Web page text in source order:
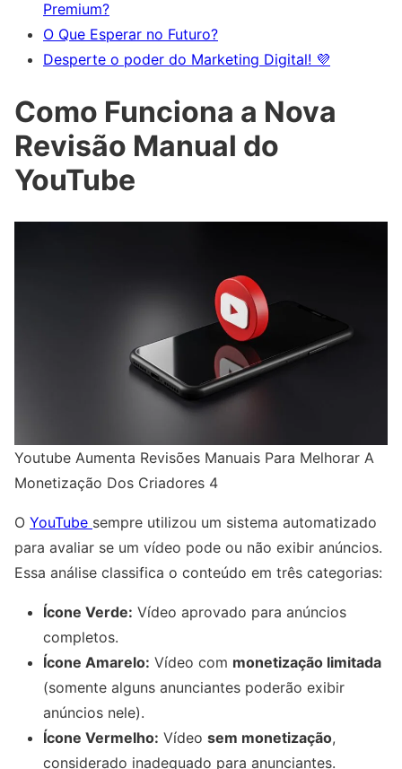
Premium?
O Que Esperar no Futuro?
Desperte o poder do Marketing Digital! 💜
Como Funciona a Nova
Revisão Manual do
YouTube
Youtube Aumenta Revisões Manuais Para Melhorar A
Monetização Dos Criadores 4
O YouTube sempre utilizou um sistema automatizado
para avaliar se um vídeo pode ou não exibir anúncios.
Essa análise classifica o conteúdo em três categorias:
Ícone Verde: Vídeo aprovado para anúncios
completos.
Ícone Amarelo: Vídeo com monetização limitada
(somente alguns anunciantes poderão exibir
anúncios nele).
Ícone Vermelho: Vídeo sem monetização,
considerado inadequado para anunciantes.